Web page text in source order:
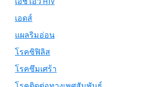
เอดส์
แผลริมอ่อน
โรคซิฟิลิส
โรคซึมเศร้า